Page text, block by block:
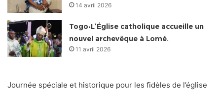
14 avril 2026
Togo•L’Église catholique accueille un
nouvel archevêque à Lomé.
11 avril 2026
Journée spéciale et historique pour les fidèles de l’église